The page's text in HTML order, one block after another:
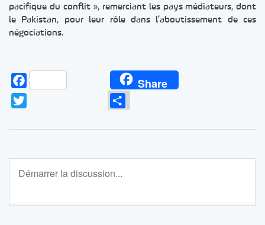
pacifique du conflit », remerciant les pays médiateurs, dont
le Pakistan, pour leur rôle dans l’aboutissement de ces
négociations.
Facebook Share